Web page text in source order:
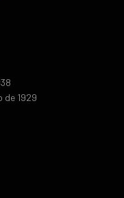
de 1929